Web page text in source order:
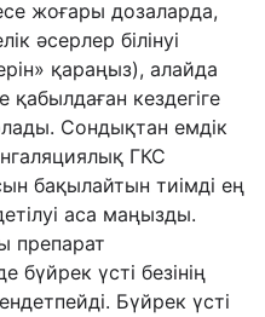
жоғары дозаларда,
әсерлер білінуі
қараңыз), алайда
кездегіге
Сондықтан емдік
ГКС
бақылайтын тиімді ең
аса маңызды.
препарат
бүйрек үсті безінің
Бүйрек үсті